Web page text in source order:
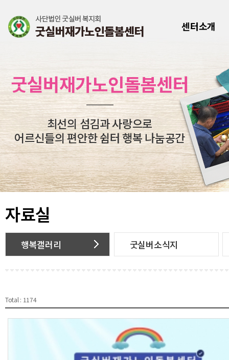
센터소개
굿실버재가노인돌봄센터
최선의 섬김과 사랑으로
어르신들의 편안한 쉼터 행복 나눔공간
자료실
행복갤러리 굿실버소식지
Total : 1174